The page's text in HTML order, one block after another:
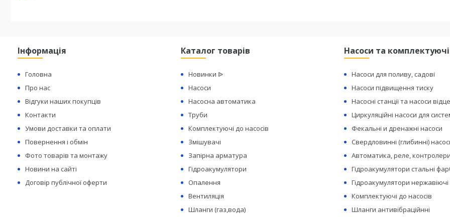
Інформація
Головна
Про нас
Відгуки наших покупців
Контакти
Умови доставки та оплати
Повернення і обмін
Фото товарів та монтажу
Новини на сайті
Договір публічної оферти
Каталог товарів
Новинки ᐉ
Насоси
Насосна автоматика
Труби
Комплектуючі до насосів
Змішувачі
Запірна арматура
Гідроакумулятори
Опалення
Вентиляція
Шланги (газ,вода)
Насоси та комплектуючі
Насоси для поливу, садові
Насоси підвищення тиску
Насосні станції та насоси
Циркуляційні насоси для
Фекальні и дренажні насоси
Свердловинні (глибинні)
Автоматика, реле,
Гідроакумулятори стальні
Гідроакумулятори нержавіючі
Комплектуючі до насосів
Шланги антивібраційнні